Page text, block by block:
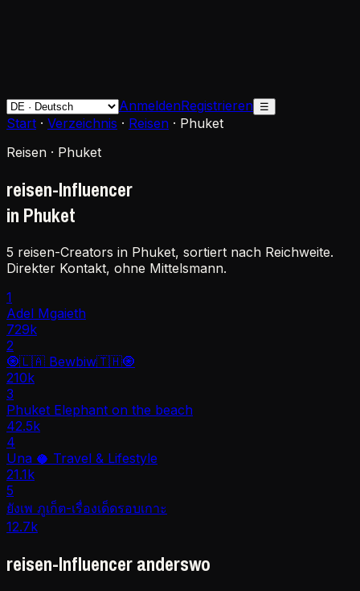
AnmeldenRegistrieren ☰
Start · Verzeichnis · Reisen · Phuket
Reisen · Phuket
reisen-Influencer
in Phuket
5 reisen-Creators in Phuket, sortiert nach Reichweite.
Direkter Kontakt, ohne Mittelsmann.
1
Adel Mgaieth
729k
2
🧿🇱🇦 Bewbiw🇹🇭🧿
210k
3
Phuket Elephant on the beach
42.5k
4
Una 🥥 Travel & Lifestyle
21.1k
5
ยังเพ ภูเก็ต-เรื่องเด็ดรอบเกาะ
12.7k
reisen-Influencer anderswo